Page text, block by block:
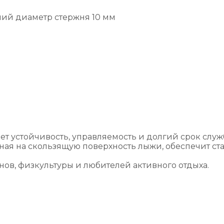
диаметр стержня 10 мм
управляемость и долгий срок
на скользящую поверхность лыжи, обеспечит
физкультуры и любителей активного отдыха.